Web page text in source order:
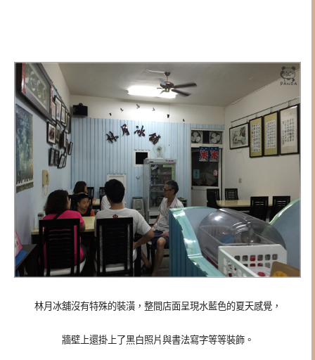
林月冰舖沒有特殊的裝潢，整間店面呈現水藍色的夏天感覺，
牆壁上還掛上了黑白照片與書法寫字等等裝飾。